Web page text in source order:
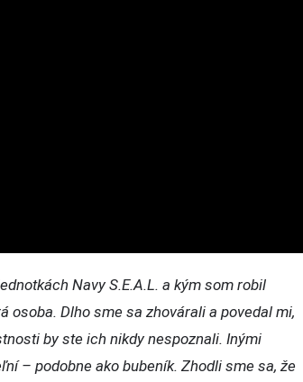
Navy S.E.A.L. a kým som robil
osoba. Dlho sme sa zhovárali a povedal mi,
by ste ich nikdy nespoznali. Inými
– podobne ako bubeník. Zhodli sme sa, že